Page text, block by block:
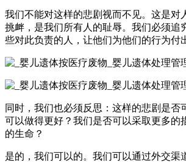
我们不能对这样的悲剧视而不见。这是对
挑衅，是我们所有人的耻辱。我们必须追
些对此负责的人，让他们为他们的行为付
同时，我们也必须反思：这样的悲剧是否
可以做得更好？我们是否可以采取更多的
的生命？
是的，我们可以的。我们可以通过外交渠